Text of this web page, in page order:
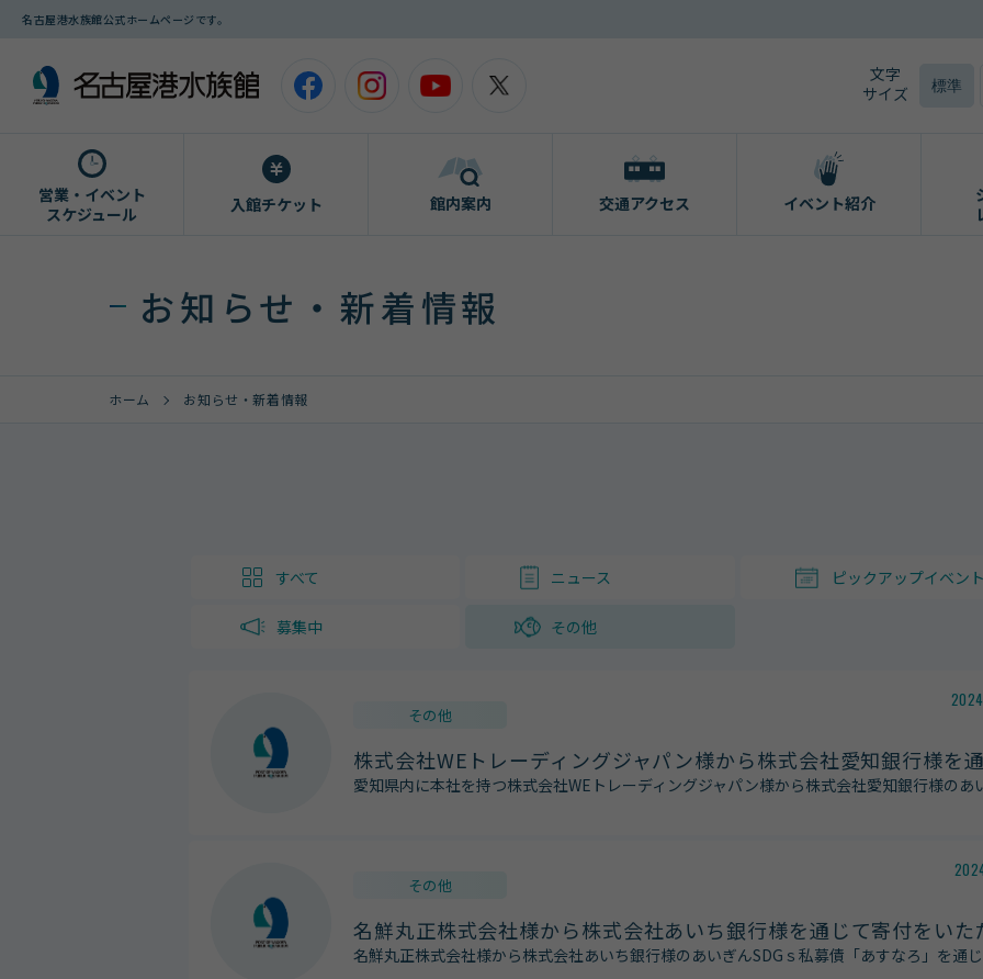
名古屋港水族館公式ホームページです。
文字
サイズ
標準
営業・イベント
スケジュール
入館チケット 館内案内 交通アクセス イベント紹介
お知らせ・新着情報
ホーム お知らせ・新着情報
すべて ニュース ピックアップイベント
募集中 その他
その他
株式会社WEトレーディングジャパン様から株式会社愛知銀行様を通
愛知県内に本社を持つ株式会社WEトレーディングジャパン様から株式会社愛知銀行様のあ
その他
名鮮丸正株式会社様から株式会社あいち銀行様を通じて寄付をいた
名鮮丸正株式会社様から株式会社あいち銀行様のあいぎんSDGｓ私募債「あすなろ」を通